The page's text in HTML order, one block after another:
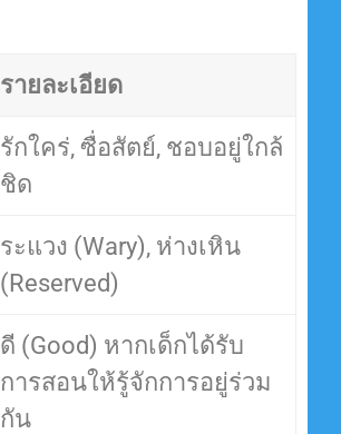
รายละเอียด
รักใคร่, ซื่อสัตย์, ชอบอยู่ใกล้
ชิด
ระแวง (Wary), ห่างเหิน
(Reserved)
ดี (Good) หากเด็กได้รับ
การสอนให้รู้จักการอยู่ร่วม
กัน